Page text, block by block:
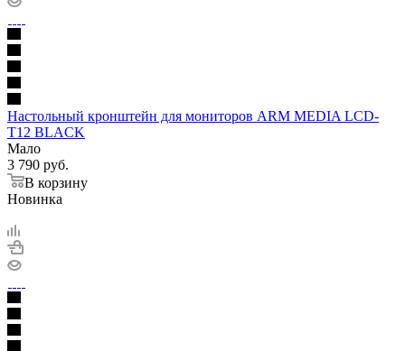
Настольный кронштейн для мониторов ARM MEDIA LCD-
T12 BLACK
Мало
3 790 руб.
В корзину
Новинка